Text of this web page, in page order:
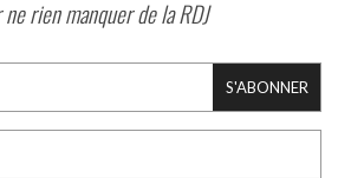
rien manquer de la RDJ
S'ABONNER